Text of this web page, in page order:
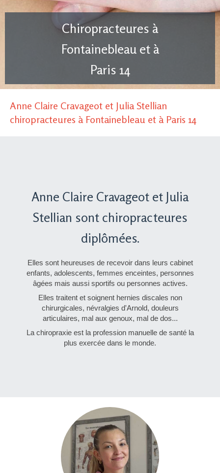
Chiropracteures à
Fontainebleau et à
Paris 14
Anne Claire Cravageot et Julia Stellian
chiropracteures à Fontainebleau et à Paris 14
Anne Claire Cravageot et Julia
Stellian sont chiropracteures
diplômées.
Elles sont heureuses de recevoir dans leurs cabinet
enfants, adolescents, femmes enceintes, personnes
âgées mais aussi sportifs ou personnes actives.
Elles traitent et soignent hernies discales non
chirurgicales, névralgies d'Arnold, douleurs
articulaires, mal aux genoux, mal de dos...
La chiropraxie est la profession manuelle de santé la
plus exercée dans le monde.